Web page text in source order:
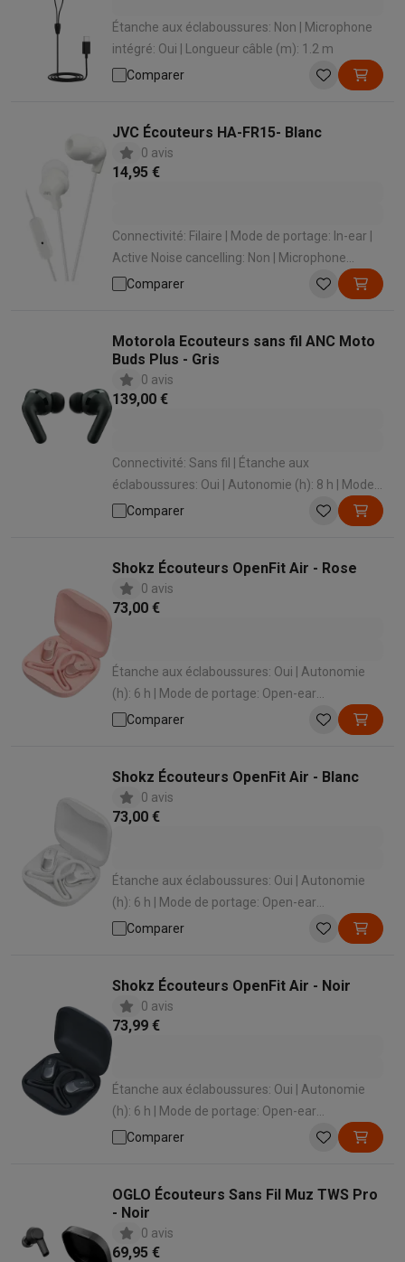
Étanche aux éclaboussures: Non | Microphone
intégré: Oui | Longueur câble (m): 1.2 m
Comparer
JVC Écouteurs HA-FR15- Blanc
0 avis
14,95 €
Connectivité: Filaire | Mode de portage: In-ear |
Active Noise cancelling: Non | Microphone
intégré: Oui | Longueur câble (m): 1.2 m
Comparer
Motorola Ecouteurs sans fil ANC Moto
Buds Plus - Gris
0 avis
139,00 €
Connectivité: Sans fil | Étanche aux
éclaboussures: Oui | Autonomie (h): 8 h | Mode
de portage: In-ear | Active Noise cancelling: Oui
Comparer
Shokz Écouteurs OpenFit Air - Rose
0 avis
73,00 €
Étanche aux éclaboussures: Oui | Autonomie
(h): 6 h | Mode de portage: Open-ear
(conduction osseuse) | Microphone intégré: Oui
Comparer
Shokz Écouteurs OpenFit Air - Blanc
0 avis
73,00 €
Étanche aux éclaboussures: Oui | Autonomie
(h): 6 h | Mode de portage: Open-ear
(conduction osseuse) | Microphone intégré: Oui
Comparer
Shokz Écouteurs OpenFit Air - Noir
0 avis
73,99 €
Étanche aux éclaboussures: Oui | Autonomie
(h): 6 h | Mode de portage: Open-ear
(conduction osseuse) | Microphone intégré: Oui
Comparer
OGLO Écouteurs Sans Fil Muz TWS Pro
- Noir
0 avis
69,95 €